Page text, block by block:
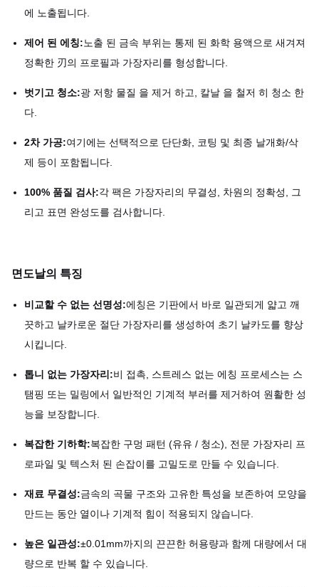
에 노출됩니다.
제어 된 에칭:노출 된 금속 부위는 통제 된 화학 용액으로 새겨져
정확한 刃의 프로필과 가장자리를 형성합니다.
벗기고 청소:광 저항 물질 을 제거 하고, 칼날 을 철저 히 청소 한
다.
2차 가공:여기에는 선택적으로 단단화, 코팅 및 최종 날개화/삭
제 등이 포함됩니다.
100% 품질 검사:각 팩은 가장자리의 무결성, 차원의 정확성, 그
리고 표면 완성도를 검사합니다.
면도날의 특징
비교할 수 없는 선명성:에칭은 기판에서 바로 일관되게 얇고 깨
끗하고 날카로운 절단 가장자리를 생성하여 초기 날카도를 향상
시킵니다.
톱니 없는 가장자리:비 접촉, 스트레스 없는 에칭 프로세스는 스
탬핑 또는 밀링에서 일반적인 기계적 부러를 제거하여 원활한 성
능을 보장합니다.
복잡한 기하학:복잡한 구멍 패턴 (유유 / 청소), 전문 가장자리 프
로파일 및 텍스처 된 손잡이를 고밀도로 만들 수 있습니다.
재료 무결성:금속의 곡물 구조와 고유한 특성을 보존하여 모양을
만드는 동안 열이나 기계적 힘이 적용되지 않습니다.
높은 일관성:±0.01mm까지의 끈끈한 허용량과 함께 대량에서 대
량으로 반복 할 수 있습니다.